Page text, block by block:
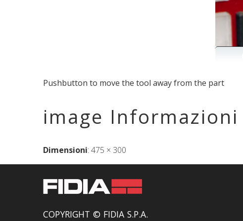
Pushbutton to move the tool away from the part
image Informazioni
Dimensioni: 475 × 300
COPYRIGHT © FIDIA S.P.A.